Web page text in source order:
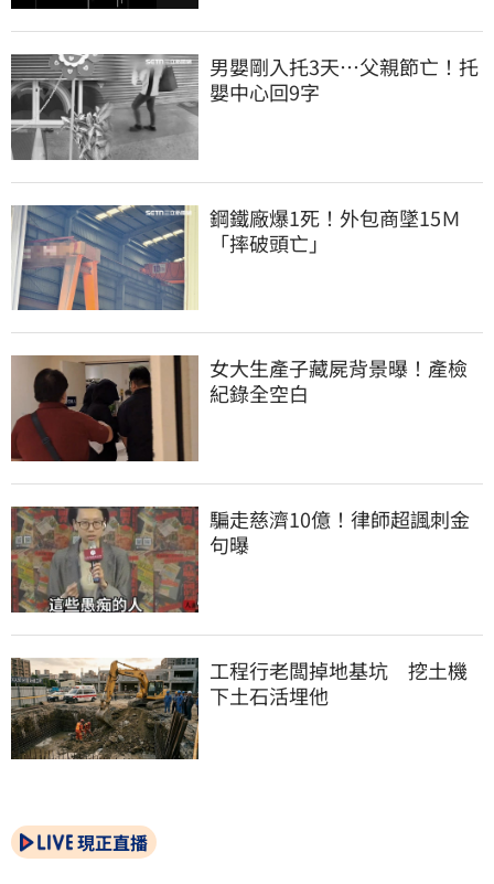
男嬰剛入托3天…父親節亡！托
嬰中心回9字
鋼鐵廠爆1死！外包商墜15Ｍ
「摔破頭亡」
女大生產子藏屍背景曝！產檢
紀錄全空白
騙走慈濟10億！律師超諷刺金
句曝
工程行老闆掉地基坑　挖土機
下土石活埋他
現正直播